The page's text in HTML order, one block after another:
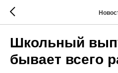
Школьный
бывает всего